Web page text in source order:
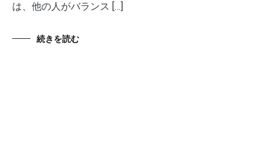
は、他の人がバランス […]
続きを読む